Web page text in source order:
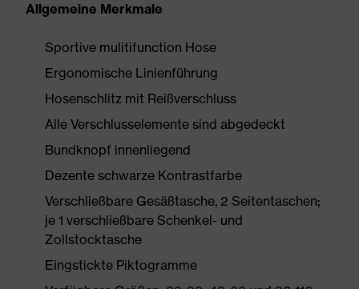
Allgemeine Merkmale
Sportive mulitifunction Hose
Ergonomische Linienführung
Hosenschlitz mit Reißverschluss
Alle Verschlusselemente sind abgedeckt
Bundknopf innenliegend
Dezente schwarze Kontrastfarbe
Verschließbare Gesäßtasche, 2 Seitentaschen;
je 1 verschließbare Schenkel- und
Zollstocktasche
Eingstickte Piktogramme